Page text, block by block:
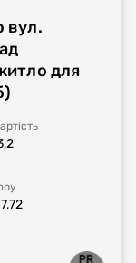
вул.
для